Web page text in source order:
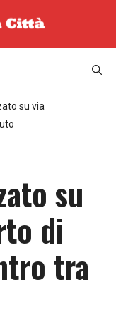
su via
su
di
tra